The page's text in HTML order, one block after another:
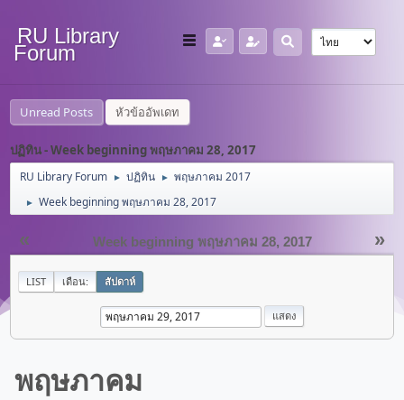
RU Library
Forum
Unread Posts หัวข้ออัพเดท
ปฏิทิน - Week beginning พฤษภาคม 28, 2017
RU Library Forum ► ปฏิทิน ► พฤษภาคม 2017
► Week beginning พฤษภาคม 28, 2017
« »
Week beginning พฤษภาคม 28, 2017
LIST เดือน: สัปดาห์
พฤษภาคม